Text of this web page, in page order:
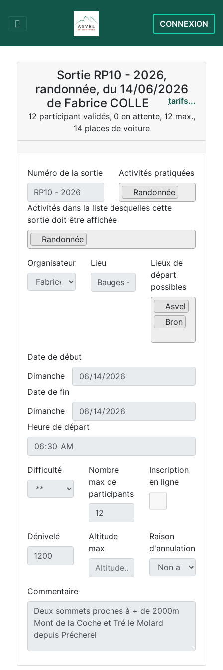
CONNEXION
Sortie RP10 - 2026,
randonnée, du 14/06/2026
de Fabrice COLLE
tarifs...
12 participant validés, 0 en attente, 12 max.,
14 places de voiture
Numéro de la sortie
Activités pratiquées
Randonnée
Activités dans la liste desquelles cette
sortie doit être affichée
Randonnée
Organisateur Lieu
Lieux de
départ
possibles
Asvel
Bron
Date de début
Dimanche
Date de fin
Dimanche
Heure de départ
Difficulté
Nombre
max de
participants
Inscription
en ligne
Dénivelé
Altitude
max
Raison
d'annulation
Commentaire